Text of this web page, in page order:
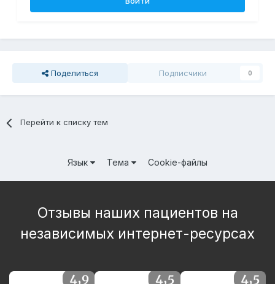
Поделиться Подписчики 0
Перейти к списку тем
Язык Тема Cookie-файлы
Отзывы наших пациентов на
независимых интернет-ресурсах